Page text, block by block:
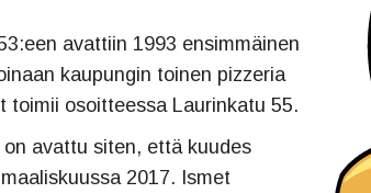
avattiin 1993 ensimmäinen
kaupungin toinen pizzeria
toimii osoitteessa Laurinkatu 55.
avattu siten, että kuudes
2017. Ismet